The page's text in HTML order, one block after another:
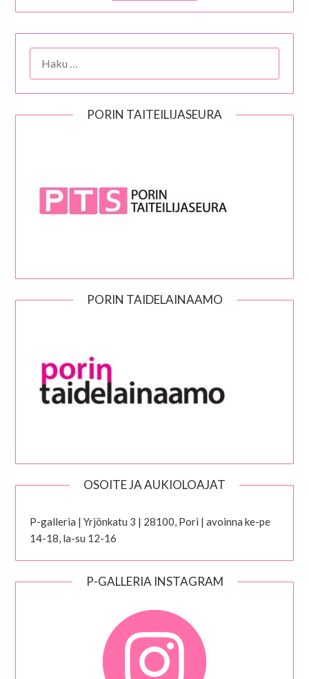
PORIN TAITEILIJASEURA
PORIN TAIDELAINAAMO
OSOITE JA AUKIOLOAJAT
P-galleria | Yrjönkatu 3 | 28100, Pori | avoinna ke-pe
14-18, la-su 12-16
P-GALLERIA INSTAGRAM